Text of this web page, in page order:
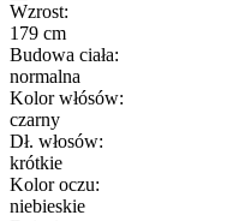
Wzrost:
179 cm
Budowa ciała:
normalna
Kolor włósów:
czarny
Dł. włosów:
krótkie
Kolor oczu:
niebieskie